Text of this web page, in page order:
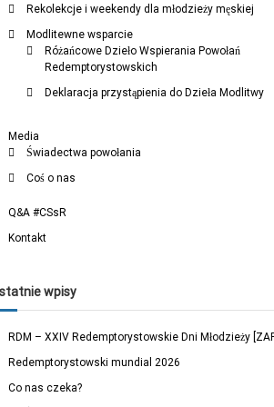
Rekolekcje i weekendy dla młodzieży męskiej
Modlitewne wsparcie
Różańcowe Dzieło Wspierania Powołań
Redemptorystowskich
Deklaracja przystąpienia do Dzieła Modlitwy
Media
Świadectwa powołania
Coś o nas
Q&A #CSsR
Kontakt
wpisy
RDM – XXIV Redemptorystowskie Dni Młodzieży
Redemptorystowski mundial 2026
Co nas czeka?